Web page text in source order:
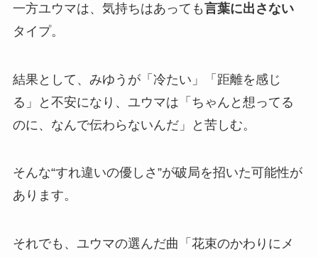
一方ユウマは、気持ちはあっても言葉に出さない
タイプ。
結果として、みゆうが「冷たい」「距離を感じ
る」と不安になり、ユウマは「ちゃんと想ってる
のに、なんで伝わらないんだ」と苦しむ。
そんな“すれ違いの優しさ”が破局を招いた可能性が
あります。
それでも、ユウマの選んだ曲「花束のかわりにメ